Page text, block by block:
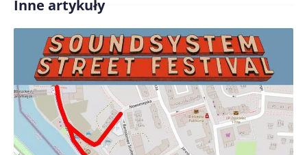
Treść komentarza*
Zapamiętaj moje dane w tej przeglądarce podczas
pisania kolejnych komentarzy.
Inne artykuły